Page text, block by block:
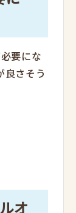
要にな
良さそう
オ